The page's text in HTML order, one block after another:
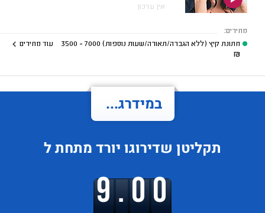
אין עדכון
מחירים:
חתונת קיץ (ללא הגברה/תאורה/שעות נוספות) 7000 - 3500
₪
עוד מחירים
במידרג...
תקליטן שדירוגו יורד מתחת ל
9.00